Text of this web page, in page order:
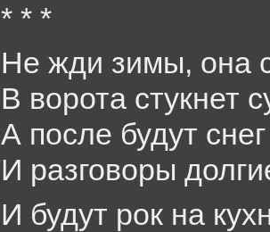
* * *
Не жди зимы, она
В ворота стукнет
А после будут
И разговоры
И будут рок на